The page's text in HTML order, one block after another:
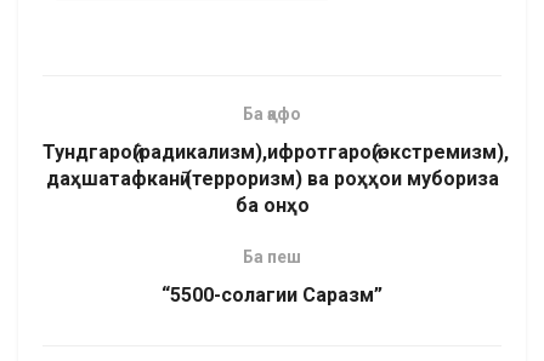
Ба қафо
Тундгароӣ(радикализм),ифротгароӣ(экстремизм),
даҳшатафканӣ (терроризм) ва роҳҳои мубориза
ба онҳо
Ба пеш
“5500-солагии Саразм”